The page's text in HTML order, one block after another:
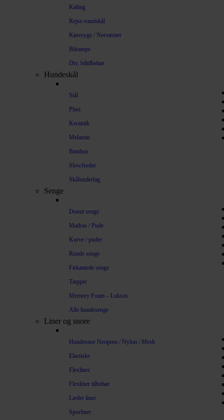
Køling
Rejse-vandskål
Køresyge / Nervøsitet
Bilrampe
Div. biltilbehør
Hundeskål
Stål
Plast
Keramik
Melamin
Bambus
Slowfeeder
Skålunderlag
Senge
Donut senge
Madras / Pude
Kurve / puder
Runde senge
Firkantede senge
Tæpper
Memory Foam – Luksus
Alle hundesenge
Liner og snore
Hundesnor Neopren / Nylon / Mesh
Elastiske
Flexliner
Flexliner tilbehør
Læder liner
Sporliner